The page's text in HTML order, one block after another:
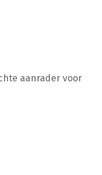
aanrader voor